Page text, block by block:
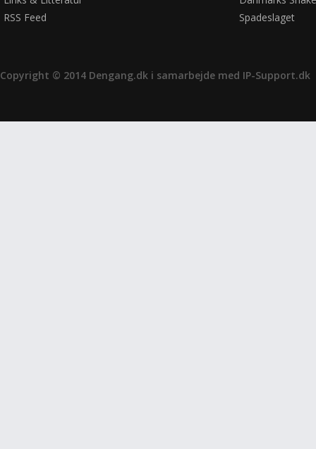
RSS Feed
Spadeslaget
Copyright © 2014 Dengang.dk i samarbejde med IP-Support.dk